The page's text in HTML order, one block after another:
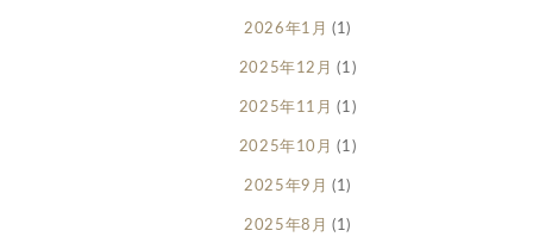
2026年1月 (1)
2025年12月 (1)
2025年11月 (1)
2025年10月 (1)
2025年9月 (1)
2025年8月 (1)